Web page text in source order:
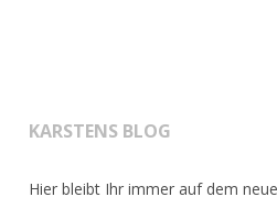
KARSTENS BLOG
Hier bleibt Ihr immer auf dem